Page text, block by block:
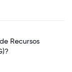
Recursos